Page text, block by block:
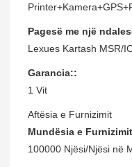
Pagesë me një
Lexues Kartash MSR/
Garancia::
1 Vit
Aftësia e Furnizimit
Mundësia e
100000 Njësi/Njësi në